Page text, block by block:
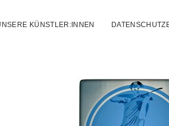
KÜNSTLER:INNEN